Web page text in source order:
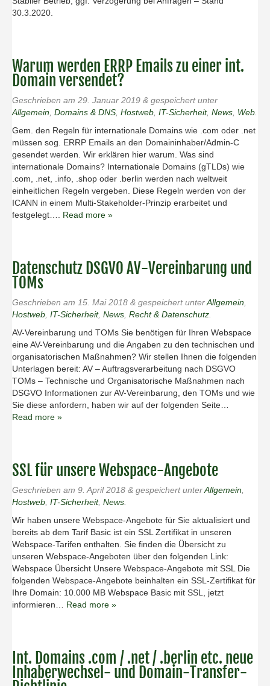
30.3.2020.
Warum werden ERRP Emails zu einer int.
Domain versendet?
Geschrieben am 29. Januar 2019 & gespeichert unter
Allgemein Domains & DNS Hostweb IT-Sicherheit, News Web
Gem. den Regeln für internationale Domains wie .com oder .net
müssen sog. ERRP Emails an den Domaininhaber/Admin-C
gesendet werden. Wir erklären hier warum. Was sind
internationale Domains? Internationale Domains (gTLDs) wie
.com, .net, .info, .shop oder .berlin werden nach weltweit
einheitlichen Regeln vergeben. Diese Regeln werden von der
ICANN in einem Multi-Stakeholder-Prinzip erarbeitet und
festgelegt…. Read more »
Datenschutz DSGVO AV-Vereinbarung und
TOMs
Geschrieben am 15. Mai 2018 & gespeichert unterAllgemein
Hostweb IT-Sicherheit, News Recht & Datenschutz
AV-Vereinbarung und TOMs Sie benötigen für Ihren Webspace
eine AV-Vereinbarung und die Angaben zu den technischen und
organisatorischen Maßnahmen? Wir stellen Ihnen die folgenden
Unterlagen bereit: AV – Auftragsverarbeitung nach DSGVO
TOMs – Technische und Organisatorische Maßnahmen nach
DSGVO Informationen zur AV-Vereinbarung, den TOMs und wie
Sie diese anfordern, haben wir auf der folgenden Seite…
Read more »
SSL für unsere Webspace-Angebote
Geschrieben am 9. April 2018 & gespeichert unterAllgemein
Hostweb IT-Sicherheit, News
Wir haben unsere Webspace-Angebote für Sie aktualisiert und
bereits ab dem Tarif Basic ist ein SSL Zertifikat in unseren
Webspace-Tarifen enthalten. Sie finden die Übersicht zu
unseren Webspace-Angeboten über den folgenden Link:
Webspace Übersicht Unsere Webspace-Angebote mit SSL Die
folgenden Webspace-Angebote beinhalten ein SSL-Zertifikat für
Ihre Domain: 10.000 MB Webspace Basic mit SSL, jetzt
informieren… Read more »
Int. Domains .com / .net / .berlin etc. neue
Inhaberwechsel- und Domain-Transfer-